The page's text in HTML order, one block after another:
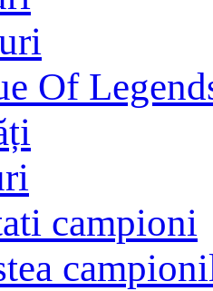
Of
campioni